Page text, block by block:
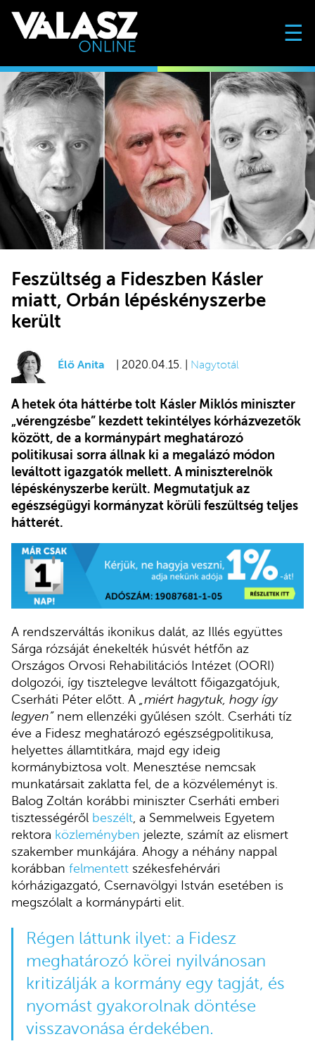
☰
Feszültség a Fideszben Kásler
miatt, Orbán lépéskényszerbe
került
Élő Anita | 2020.04.15. | Nagytotál
A hetek óta háttérbe tolt Kásler Miklós miniszter
„vérengzésbe” kezdett tekintélyes kórházvezetők
között, de a kormánypárt meghatározó
politikusai sorra állnak ki a megalázó módon
leváltott igazgatók mellett. A miniszterelnök
lépéskényszerbe került. Megmutatjuk az
egészségügyi kormányzat körüli feszültség teljes
hátterét.
A rendszerváltás ikonikus dalát, az Illés együttes
Sárga rózsáját énekelték húsvét hétfőn az
Országos Orvosi Rehabilitációs Intézet (OORI)
dolgozói, így tisztelegve leváltott főigazgatójuk,
Cserháti Péter előtt. A „miért hagytuk, hogy így
legyen”nem ellenzéki gyűlésen szólt. Cserháti tíz
éve a Fidesz meghatározó egészségpolitikusa,
helyettes államtitkára, majd egy ideig
kormánybiztosa volt. Menesztése nemcsak
munkatársait zaklatta fel, de a közvéleményt is.
Balog Zoltán korábbi miniszter Cserháti emberi
tisztességéről beszélt, a Semmelweis Egyetem
rektora közleményben jelezte, számít az elismert
szakember munkájára. Ahogy a néhány nappal
korábban felmentett székesfehérvári
kórházigazgató, Csernavölgyi István esetében is
megszólalt a kormánypárti elit.
Régen láttunk ilyet: a Fidesz
meghatározó körei nyilvánosan
kritizálják a kormány egy tagját, és
nyomást gyakorolnak döntése
visszavonása érdekében.